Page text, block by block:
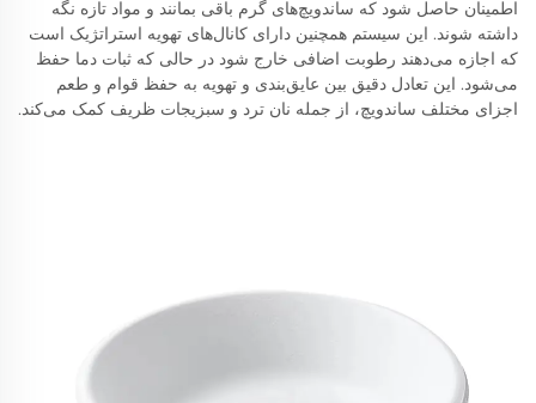
اطمینان حاصل شود که ساندویچ‌های گرم باقی بمانند و مواد تازه نگه
داشته شوند. این سیستم همچنین دارای کانال‌های تهویه استراتژیک است
که اجازه می‌دهند رطوبت اضافی خارج شود در حالی که ثبات دما حفظ
می‌شود. این تعادل دقیق بین عایق‌بندی و تهویه به حفظ قوام و طعم
اجزای مختلف ساندویچ، از جمله نان ترد و سبزیجات ظریف کمک می‌کند.